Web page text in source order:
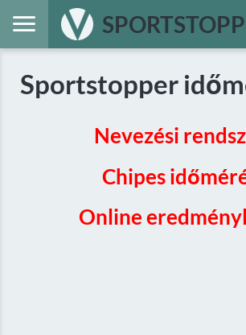
Sportstopper
Nevezési
Chipes
Online